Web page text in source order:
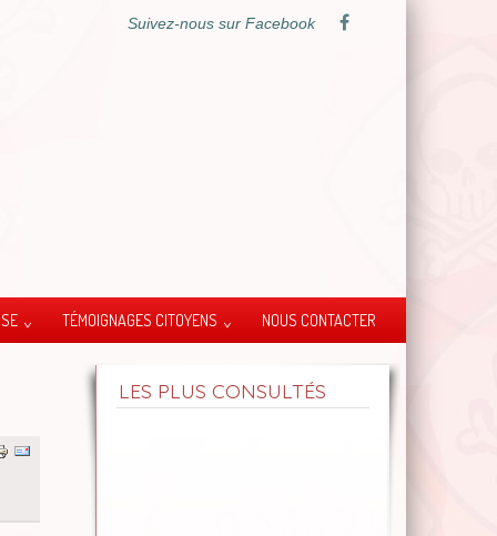
Suivez-nous sur Facebook
TÉMOIGNAGES CITOYENS NOUS CONTACTER
LES PLUS CONSULTÉS